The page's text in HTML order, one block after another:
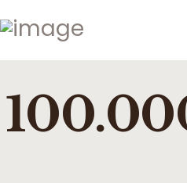
STARTSEITE
ÜBER UNS
NEUIGKEITEN
FOTOS